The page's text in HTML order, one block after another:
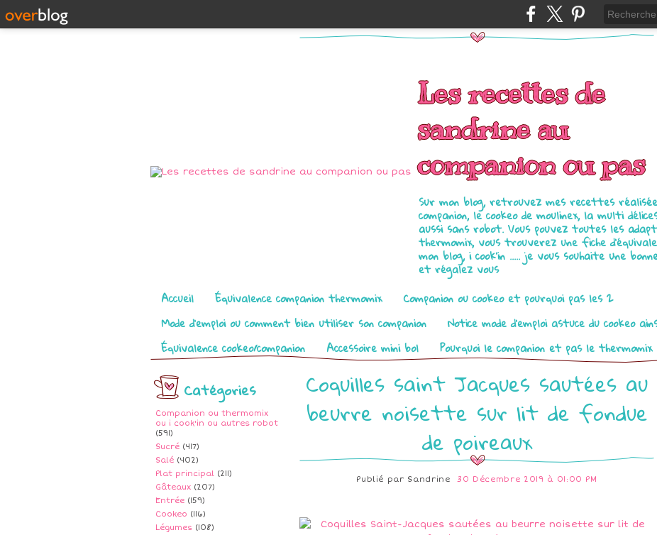
Les recettes de
sandrine au
companion ou pas
Sur mon blog, retrouvez mes recettes
companion, le cookeo de moulinex, la multi
aussi sans robot. Vous pouvez toutes les
thermomix, vous trouverez une fiche
mon blog, i cook'in ..... je vous souhaite une
et régalez vous
Pages
Accueil Équivalence companion thermomix
Companion ou cookeo et pourquoi pas les 2
Mode d’emploi ou comment bien utiliser son companion
Notice mode d’emploi astuce du cookeo
Équivalence cookeo/companion
Accessoire mini bol Pourquoi le companion et pas le thermomix
Catégories
Companion ou thermomix
ou i cook'in ou autres robot
(591)
Sucré (417)
Salé (402)
Plat principal (211)
Gâteaux (207)
Entrée (159)
Cookeo (116)
Légumes (108)
Coquilles saint Jacques sautées au
beurre noisette sur lit de fondue
de poireaux
Publié par Sandrine 30 Décembre 2019 à 01:00 PM